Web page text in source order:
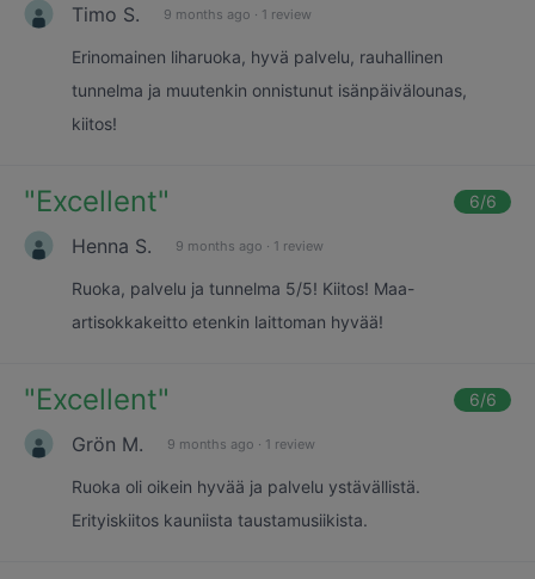
Timo S. 9 months ago · 1 review
Erinomainen liharuoka, hyvä palvelu, rauhallinen
tunnelma ja muutenkin onnistunut isänpäivälounas,
kiitos!
"Excellent" 6/6
Henna S. 9 months ago · 1 review
Ruoka, palvelu ja tunnelma 5/5! Kiitos! Maa-
artisokkakeitto etenkin laittoman hyvää!
"Excellent" 6/6
Grön M. 9 months ago · 1 review
Ruoka oli oikein hyvää ja palvelu ystävällistä.
Erityiskiitos kauniista taustamusiikista.